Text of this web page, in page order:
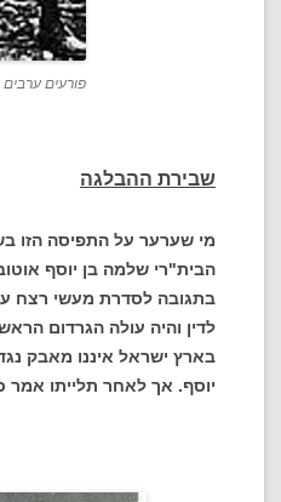
פורעים ערבים
שבירת ההבלגה
הבית"רי שלמה בן יוסף
בתגובה לסדרת מעשי רצח
לדין והיה עולה הגרדום
בארץ ישראל איננו מאבק
יוסף. אך לאחר תלייתו